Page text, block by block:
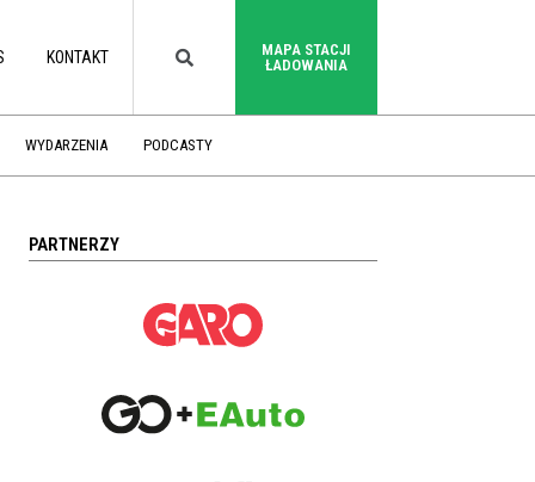
KONTAKT
MAPA STACJI
ŁADOWANIA
WYDARZENIA PODCASTY
PARTNERZY